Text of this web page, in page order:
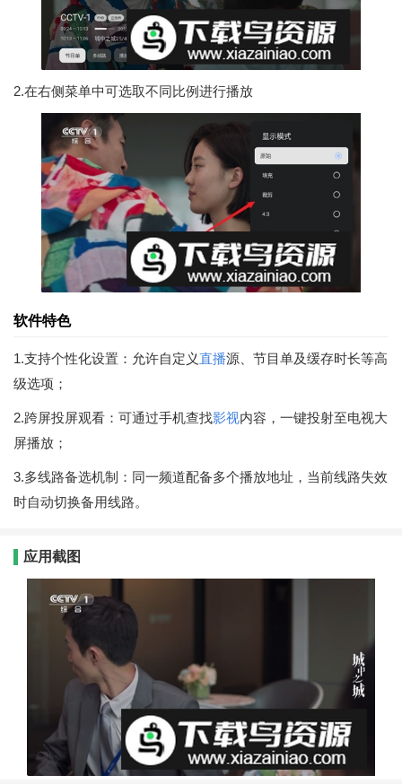
2.在右侧菜单中可选取不同比例进行播放
软件特色
1.支持个性化设置：允许自定义直播源、节目单及缓存时长等高
级选项；
2.跨屏投屏观看：可通过手机查找影视内容，一键投射至电视大
屏播放；
3.多线路备选机制：同一频道配备多个播放地址，当前线路失效
时自动切换备用线路。
应用截图